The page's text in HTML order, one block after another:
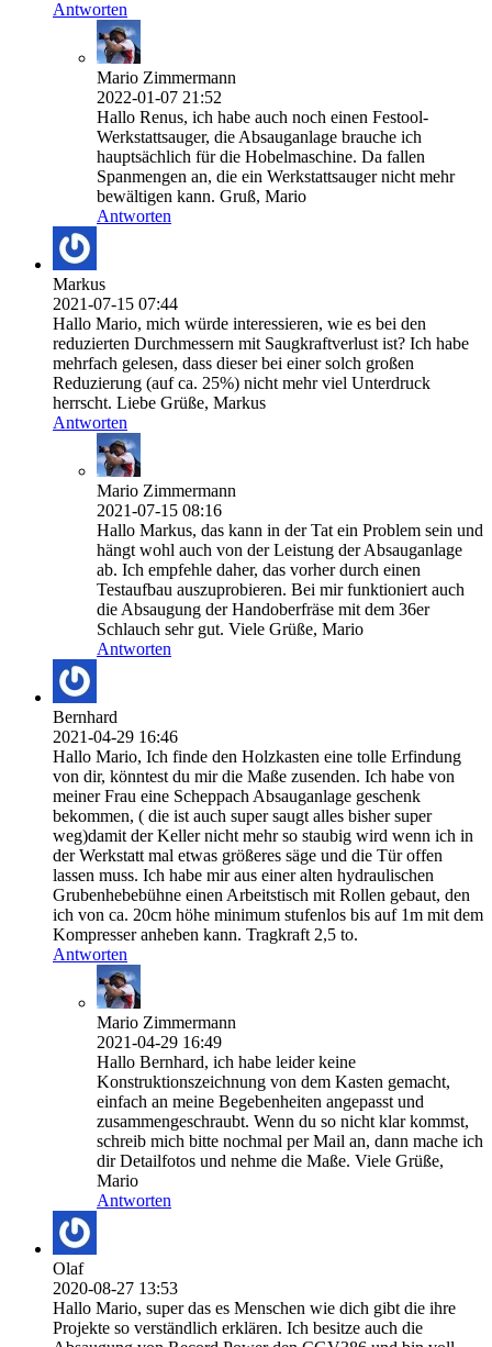
Antworten
Mario Zimmermann
2022-01-07 21:52
Hallo Renus, ich habe auch noch einen Festool-
Werkstattsauger, die Absauganlage brauche ich
hauptsächlich für die Hobelmaschine. Da fallen
Spanmengen an, die ein Werkstattsauger nicht mehr
bewältigen kann. Gruß, Mario
Antworten
Markus
2021-07-15 07:44
Hallo Mario, mich würde interessieren, wie es bei den
reduzierten Durchmessern mit Saugkraftverlust ist? Ich habe
mehrfach gelesen, dass dieser bei einer solch großen
Reduzierung (auf ca. 25%) nicht mehr viel Unterdruck
herrscht. Liebe Grüße, Markus
Antworten
Mario Zimmermann
2021-07-15 08:16
Hallo Markus, das kann in der Tat ein Problem sein und
hängt wohl auch von der Leistung der Absauganlage
ab. Ich empfehle daher, das vorher durch einen
Testaufbau auszuprobieren. Bei mir funktioniert auch
die Absaugung der Handoberfräse mit dem 36er
Schlauch sehr gut. Viele Grüße, Mario
Antworten
Bernhard
2021-04-29 16:46
Hallo Mario, Ich finde den Holzkasten eine tolle Erfindung
von dir, könntest du mir die Maße zusenden. Ich habe von
meiner Frau eine Scheppach Absauganlage geschenk
bekommen, ( die ist auch super saugt alles bisher super
weg)damit der Keller nicht mehr so staubig wird wenn ich in
der Werkstatt mal etwas größeres säge und die Tür offen
lassen muss. Ich habe mir aus einer alten hydraulischen
Grubenhebebühne einen Arbeitstisch mit Rollen gebaut, den
ich von ca. 20cm höhe minimum stufenlos bis auf 1m mit dem
Kompresser anheben kann. Tragkraft 2,5 to.
Antworten
Mario Zimmermann
2021-04-29 16:49
Hallo Bernhard, ich habe leider keine
Konstruktionszeichnung von dem Kasten gemacht,
einfach an meine Begebenheiten angepasst und
zusammengeschraubt. Wenn du so nicht klar kommst,
schreib mich bitte nochmal per Mail an, dann mache ich
dir Detailfotos und nehme die Maße. Viele Grüße,
Mario
Antworten
Olaf
2020-08-27 13:53
Hallo Mario, super das es Menschen wie dich gibt die ihre
Projekte so verständlich erklären. Ich besitze auch die